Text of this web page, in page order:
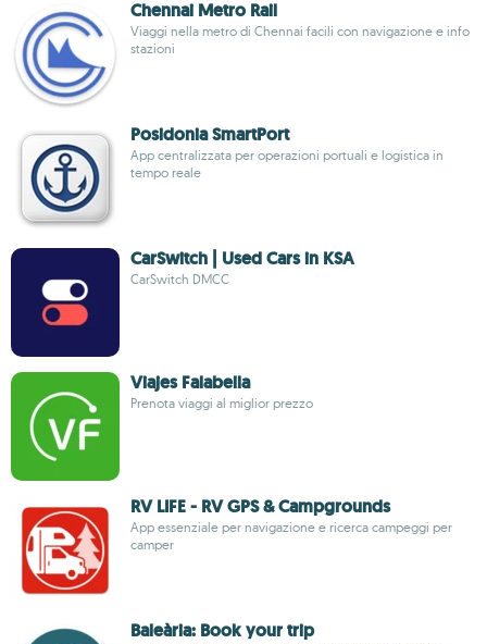
Chennai Metro Rail
Viaggi nella metro di Chennai facili con navigazione e info
stazioni
Posidonia SmartPort
App centralizzata per operazioni portuali e logistica in
tempo reale
CarSwitch | Used Cars in KSA
CarSwitch DMCC
Viajes Falabella
Prenota viaggi al miglior prezzo
RV LIFE - RV GPS & Campgrounds
App essenziale per navigazione e ricerca campeggi per
camper
Baleària: Book your trip